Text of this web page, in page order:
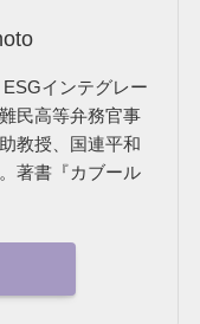
インテグレー
民高等弁務官事
教授、国連平和
著書『カブール